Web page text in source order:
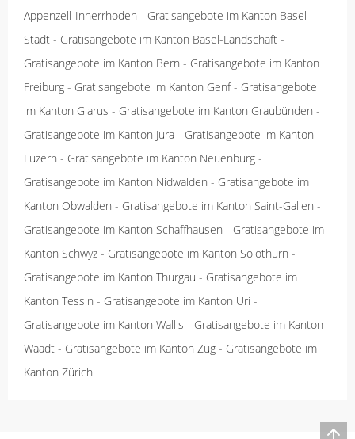
Appenzell-Innerrhoden - Gratisangebote im Kanton Basel-
Stadt - Gratisangebote im Kanton Basel-Landschaft -
Gratisangebote im Kanton Bern - Gratisangebote im Kanton
Freiburg - Gratisangebote im Kanton Genf- Gratisangebote
im Kanton Glarus - Gratisangebote im Kanton Graubünden -
Gratisangebote im Kanton Jura - Gratisangebote im Kanton
Luzern - Gratisangebote im Kanton Neuenburg -
Gratisangebote im Kanton Nidwalden - Gratisangebote im
Kanton Obwalden - Gratisangebote im Kanton Saint-Gallen -
Gratisangebote im Kanton Schaffhausen - Gratisangebote im
Kanton Schwyz - Gratisangebote im Kanton Solothurn -
Gratisangebote im Kanton Thurgau - Gratisangebote im
Kanton Tessin - Gratisangebote im Kanton Uri -
Gratisangebote im Kanton Wallis - Gratisangebote im Kanton
Waadt - Gratisangebote im Kanton Zug - Gratisangebote im
Kanton Zürich